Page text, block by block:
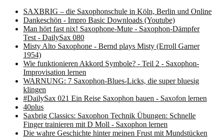
SAXBRIG – die Saxophonschule in Köln, Berlin und Online
Dankeschön - Impro Basic Downloads (Youtube)
Man hört fast nix! Saxophone-Mute - Saxophon-Dämpfer
Test - DailySax 080
Misty Alto Saxophone - Bernd plays Misty (Erroll Garner
1954)
Wie funktionieren Akkord Symbole? - Teil 2 - Saxophon-
Improvisation lernen
WARNUNG: 7 Saxophon-Blues-Licks, die super bluesig
klingen
#DailySax 021 Ein Reise Saxophon bauen - Saxofon lernen
40plus
Saxbrig Classics: Saxophon Technik Übungen: Schnelle
Finger trainieren mit D Moll - Saxophon lernen
Die wahre Geschichte hinter meinen Frust mit Mundstücken